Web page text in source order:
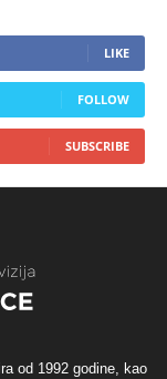
LIKE
FOLLOW
SUBSCRIBE
od 1992 godine, kao